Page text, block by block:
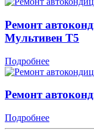
Ремонт
Мультивен Т5
Подробнее
Ремонт
Подробнее